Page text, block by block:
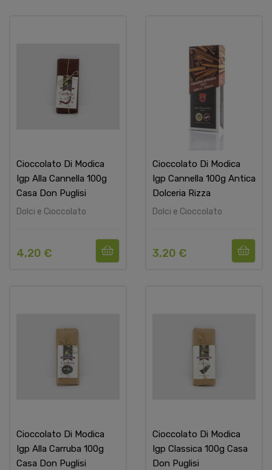
Cioccolato Di Modica
Igp Alla Cannella 100g
Casa Don Puglisi
Dolci e Cioccolato
4,20 €
Cioccolato Di Modica
Igp Cannella 100g Antica
Dolceria Rizza
Dolci e Cioccolato
3,20 €
Cioccolato Di Modica
Igp Alla Carruba 100g
Casa Don Puglisi
Cioccolato Di Modica
Igp Classica 100g Casa
Don Puglisi